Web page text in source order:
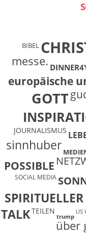
BIBEL
messe.
europäische
GOTT
JOURNALISMUS
sinnhuber
POSSIBLE
SOCIAL MEDIA
TALKTEILEN
trump
US
über